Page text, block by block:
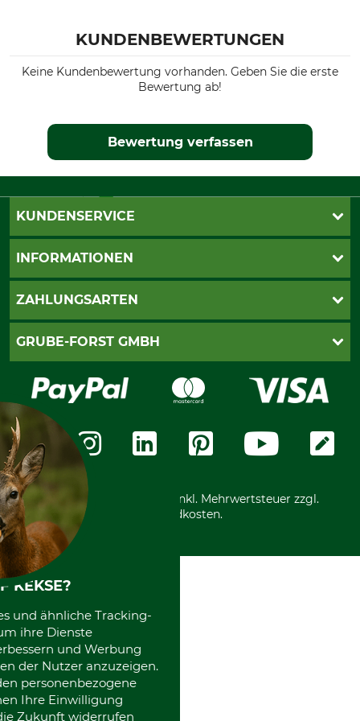
KUNDENBEWERTUNGEN
Keine Kundenbewertung vorhanden. Geben Sie die erste
Bewertung ab!
Bewertung verfassen
KUNDENSERVICE
Katalogbestellung
INFORMATIONEN
AGB
Widerrufsformular
Datenschutz
Zahlungsarten
ZAHLUNGSARTEN
PayPal
Rechnung
Vorkasse
GRUBE-FORST GMBH
Karriere
Über uns
Messetermine
Community
International
*Alle Preise in Euro und inkl. Mehrwertsteuer zzgl.
Versandkosten.
KEKSE?
und ähnliche Tracking-
ihre Dienste
und Werbung
der Nutzer anzuzeigen.
personenbezogene
Ihre Einwilligung
Zukunft widerrufen